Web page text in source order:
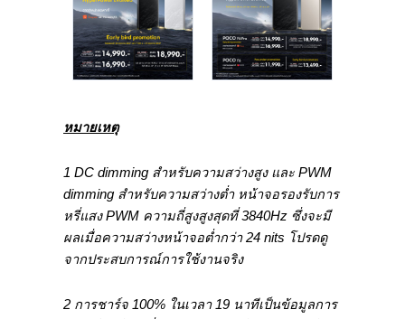
หมายเหตุ
1 DC dimming สำหรับความสว่างสูง และ PWM
dimming สำหรับความสว่างต่ำ หน้าจอรองรับการ
หรี่แสง PWM ความถี่สูงสูงสุดที่ 3840Hz ซึ่งจะมี
ผลเมื่อความสว่างหน้าจอต่ำกว่า 24 nits โปรดดู
จากประสบการณ์การใช้งานจริง
2 การชาร์จ 100% ในเวลา 19 นาทีเป็นข้อมูลการ